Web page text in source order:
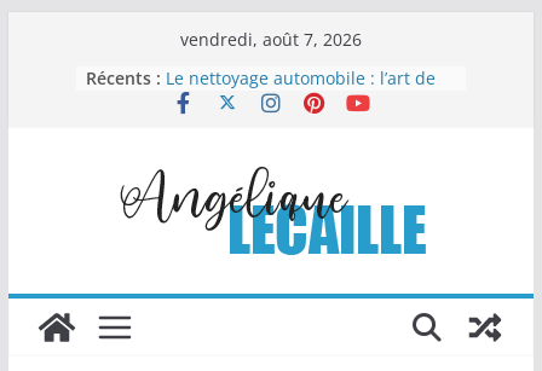
vendredi, août 7, 2026
Récents : Le nettoyage automobile : l’art de
redonner éclat et valeur à votre
choix malin pour organiser sans
compliquer
Comment la chapelure
personnalisée transforme les
Columbarium moderne et design :
quand l’art rencontre le souvenir